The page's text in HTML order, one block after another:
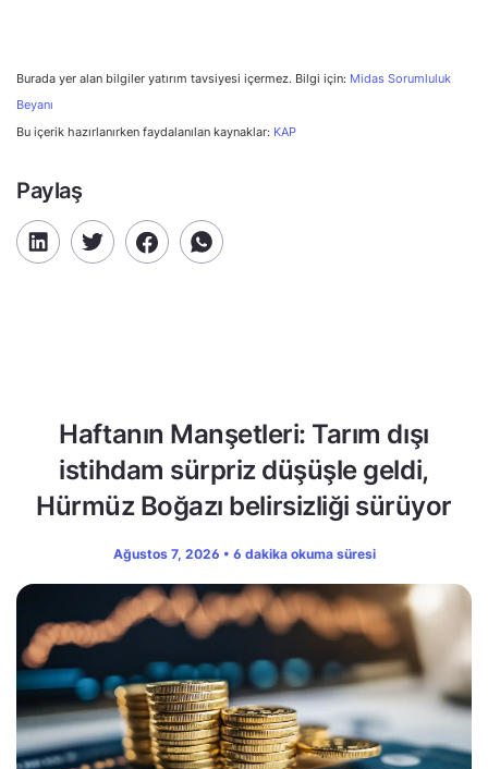
Burada yer alan bilgiler yatırım tavsiyesi içermez. Bilgi için: Midas Sorumluluk
Beyanı
Bu içerik hazırlanırken faydalanılan kaynaklar: KAP
Paylaş
Haftanın Manşetleri: Tarım dışı
istihdam sürpriz düşüşle geldi,
Hürmüz Boğazı belirsizliği sürüyor
Ağustos 7, 2026 • 6 dakika okuma süresi